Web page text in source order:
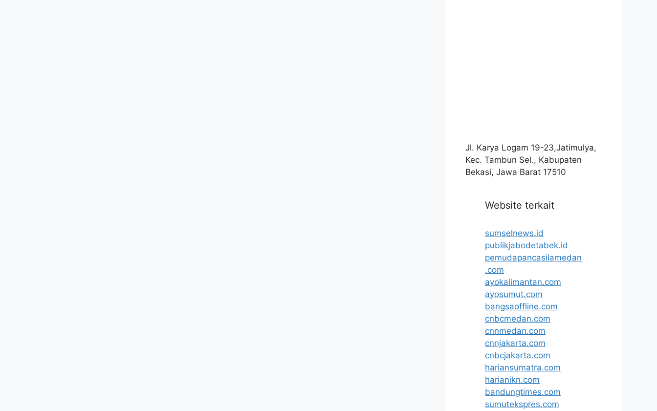
Jl. Karya Logam 19-23,Jatimulya,
Kec. Tambun Sel., Kabupaten
Bekasi, Jawa Barat 17510
Website terkait
sumselnews.id
publikjabodetabek.id
pemudapancasilamedan
.com
ayokalimantan.com
ayosumut.com
bangsaoffline.com
cnbcmedan.com
cnnmedan.com
cnnjakarta.com
cnbcjakarta.com
hariansumatra.com
harianikn.com
bandungtimes.com
sumutekspres.com